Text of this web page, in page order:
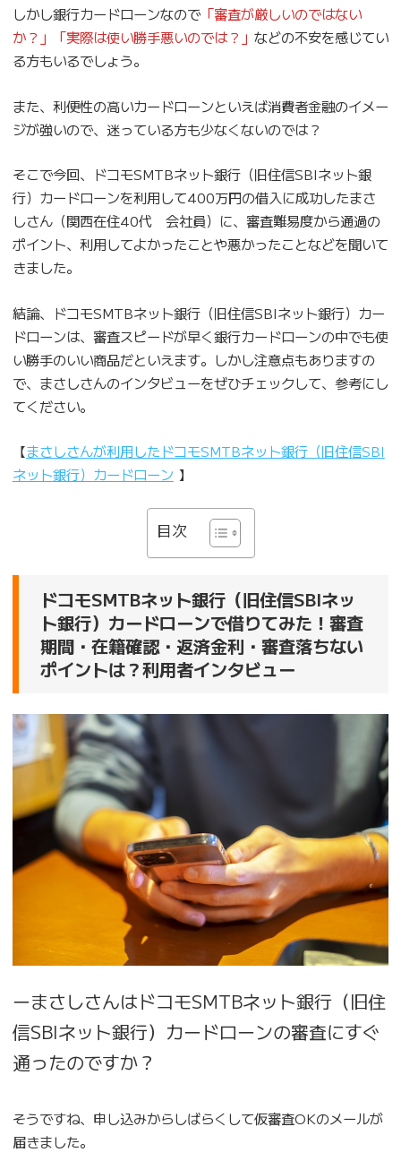
しかし銀行カードローンなので「審査が厳しいのではない
か？」「実際は使い勝手悪いのでは？」 などの不安を感じてい
る方もいるでしょう。
また、利便性の高いカードローンといえば消費者金融のイメー
ジが強いので、迷っている方も少なくないのでは？
そこで今回、ドコモSMTBネット銀行（旧住信SBIネット銀
行）カードローンを利用して400万円の借入に成功したまさ
しさん（関西在住40代 会社員）に、審査難易度から通過の
ポイント、利用してよかったことや悪かったことなどを聞いて
きました。
結論、ドコモSMTBネット銀行（旧住信SBIネット銀行）カー
ドローンは、審査スピードが早く銀行カードローンの中でも使
い勝手のいい商品だといえます。しかし注意点もありますの
で、まさしさんのインタビューをぜひチェックして、参考にし
てください。
【まさしさんが利用したドコモSMTBネット銀行（旧住信SBI
ネット銀行）カードローン 】
目次
ドコモSMTBネット銀行（旧住信SBIネッ
ト銀行）カードローンで借りてみた！審査
期間・在籍確認・返済金利・審査落ちない
ポイントは？利用者インタビュー
ーまさしさんはドコモSMTBネット銀行（旧住
信SBIネット銀行）カードローンの審査にすぐ
通ったのですか？
そうですね、申し込みからしばらくして仮審査OKのメールが
届きました。